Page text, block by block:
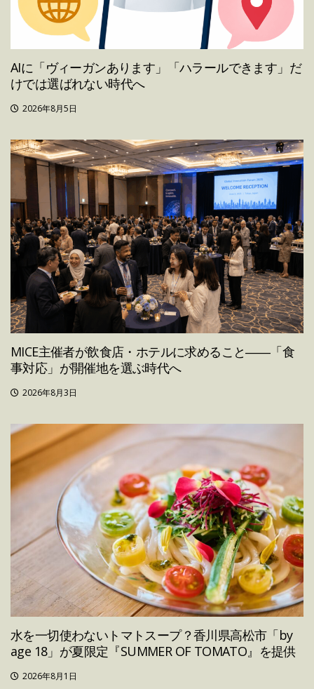
AIに「ヴィーガンあります」「ハラールできます」だ
けでは選ばれない時代へ
2026年8月5日
MICE主催者が飲食店・ホテルに求めること――「食
事対応」が開催地を選ぶ時代へ
2026年8月3日
水を一切使わないトマトスープ？香川県高松市「by
age 18」が夏限定『SUMMER OF TOMATO』を提供
2026年8月1日